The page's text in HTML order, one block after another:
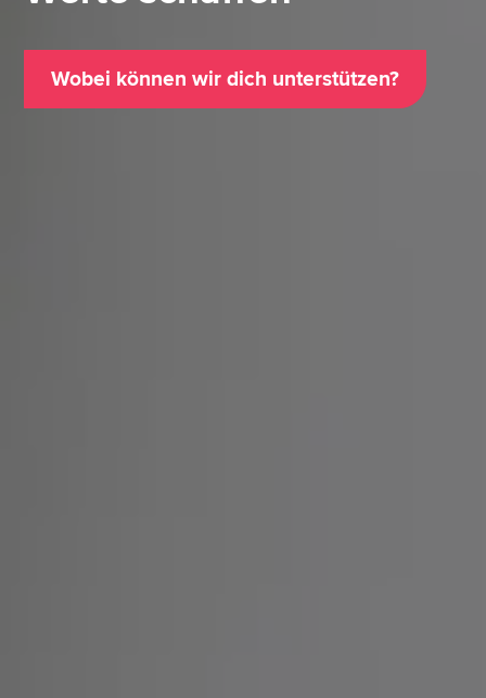
Wobei können wir dich unterstützen?